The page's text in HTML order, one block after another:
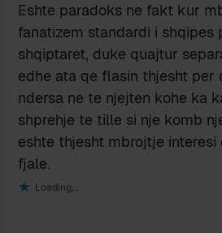
Eshte paradoks ne fakt kur
fanatizem standardi i shqipes
shqiptaret, duke quajtur
edhe ata qe flasin thjesht per
ndersa ne te njejten kohe ka
shprehje te tille si nje komb
eshte thjesht mbrojtje interesi
fjale.
Loading...